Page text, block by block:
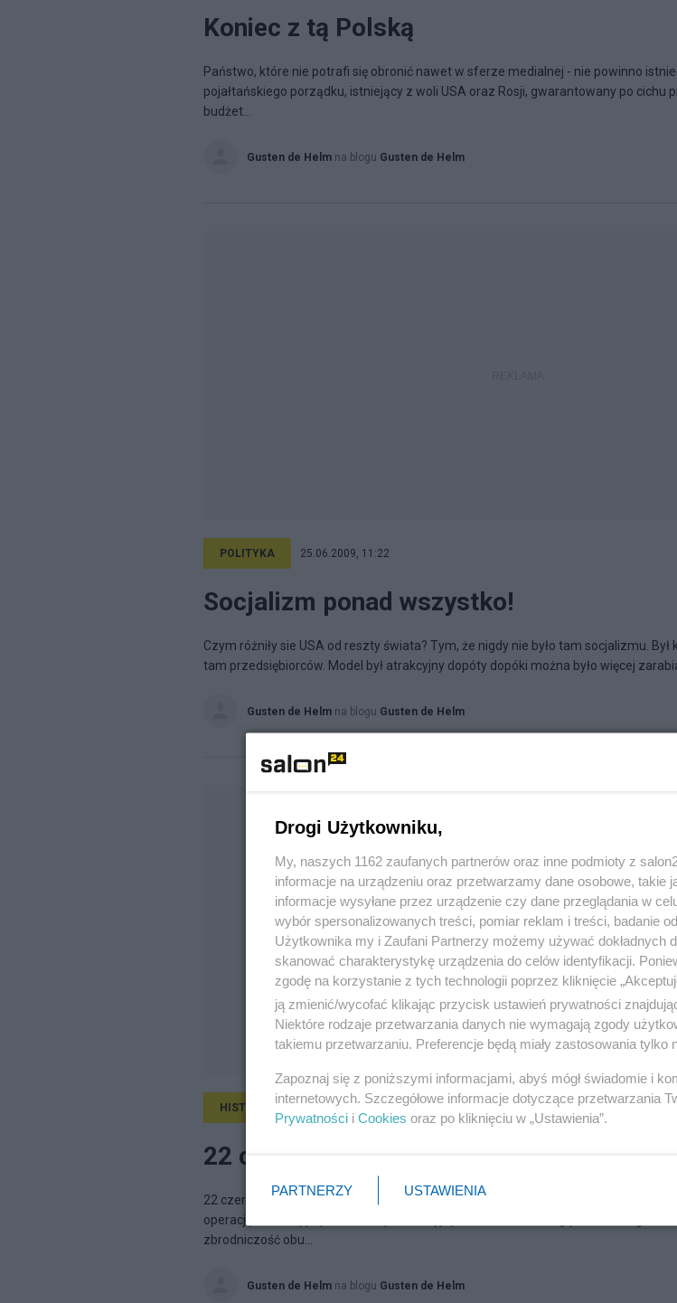
Koniec z tą Polską
Państwo, które nie potrafi się obronić nawet w sferze medialnej - nie powinno
pojałtańskiego porządku, istniejący z woli USA oraz Rosji, gwarantowany po cichu
budżet...
Gusten de Helm na blogu Gusten de Helm
POLITYKA 25.06.2009, 11:22
Socjalizm ponad wszystko!
Czym różniły sie USA od reszty świata? Tym, że nigdy nie było tam socjalizmu.
tam przedsiębiorców. Model był atrakcyjny dopóty dopóki można było więcej
Gusten de Helm na blogu Gusten de Helm
HISTORIA 21.06.2009, 12:17
22 czerwca czyli rocznica ocalenia Paryża
22 czerwca 1941 cywilizacja zachodnia, zjednoczona pod przewodnictwem
operację obronną poprzez atak prewencyjny na ZSRS. I nie mogą zmienić tego
zbrodniczość obu...
Gusten de Helm na blogu Gusten de Helm
Drogi Użytkowniku,
My, naszych 1162 zaufanych partnerów oraz inne podmioty z
informacje na urządzeniu oraz przetwarzamy dane osobowe, takie
informacje wysyłane przez urządzenie czy dane przeglądania w
wybór spersonalizowanych treści, pomiar reklam i treści, badanie
Użytkownika my i Zaufani Partnerzy możemy używać dokładnych
skanować charakterystykę urządzenia do celów identyfikacji.
zgodę na korzystanie z tych technologii poprzez kliknięcie
ją zmienić/wycofać klikając przycisk ustawień prywatności
Niektóre rodzaje przetwarzania danych nie wymagają zgody
takiemu przetwarzaniu. Preferencje będą miały zastosowania tylko
Zapoznaj się z poniższymi informacjami, abyś mógł świadomie i
internetowych. Szczegółowe informacje dotyczące przetwarzania
Prywatności i Cookies oraz po kliknięciu w „Ustawienia”.
PARTNERZY USTAWIENIA